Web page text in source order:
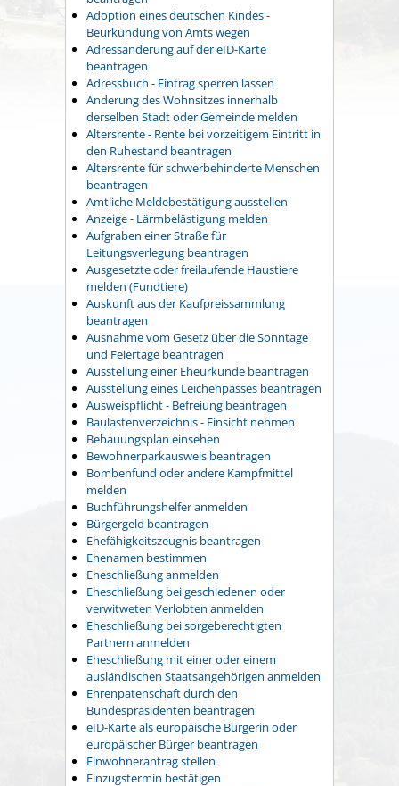
Adoption eines deutschen Kindes -
Beurkundung von Amts wegen
Adressänderung auf der eID-Karte
beantragen
Adressbuch - Eintrag sperren lassen
Änderung des Wohnsitzes innerhalb
derselben Stadt oder Gemeinde melden
Altersrente - Rente bei vorzeitigem Eintritt in
den Ruhestand beantragen
Altersrente für schwerbehinderte Menschen
beantragen
Amtliche Meldebestätigung ausstellen
Anzeige - Lärmbelästigung melden
Aufgraben einer Straße für
Leitungsverlegung beantragen
Ausgesetzte oder freilaufende Haustiere
melden (Fundtiere)
Auskunft aus der Kaufpreissammlung
beantragen
Ausnahme vom Gesetz über die Sonntage
und Feiertage beantragen
Ausstellung einer Eheurkunde beantragen
Ausstellung eines Leichenpasses beantragen
Ausweispflicht - Befreiung beantragen
Baulastenverzeichnis - Einsicht nehmen
Bebauungsplan einsehen
Bewohnerparkausweis beantragen
Bombenfund oder andere Kampfmittel
melden
Buchführungshelfer anmelden
Bürgergeld beantragen
Ehefähigkeitszeugnis beantragen
Ehenamen bestimmen
Eheschließung anmelden
Eheschließung bei geschiedenen oder
verwitweten Verlobten anmelden
Eheschließung bei sorgeberechtigten
Partnern anmelden
Eheschließung mit einer oder einem
ausländischen Staatsangehörigen anmelden
Ehrenpatenschaft durch den
Bundespräsidenten beantragen
eID-Karte als europäische Bürgerin oder
europäischer Bürger beantragen
Einwohnerantrag stellen
Einzugstermin bestätigen